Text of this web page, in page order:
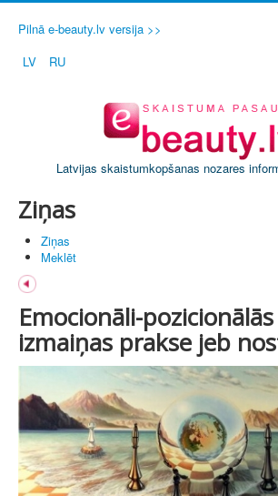
Pilnā e-beauty.lv versija >>
LV
RU
Latvijas skaistumkopšanas nozares
Ziņas
Ziņas
Meklēt
Emocionāli-
izmaiņas prakse jeb